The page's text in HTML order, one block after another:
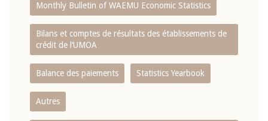
Monthly Bulletin of WAEMU Economic Statistics
Bilans et comptes de résultats des établissements de
crédit de l‘UMOA
Balance des paiements Statistics Yearbook
Autres